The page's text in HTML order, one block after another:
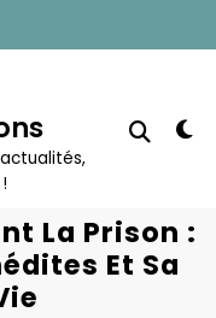
La Prison :
Et Sa